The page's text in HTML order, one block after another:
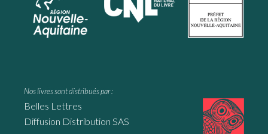
Nos livres sont distribués par :
Belles Lettres
Diffusion Distribution SAS